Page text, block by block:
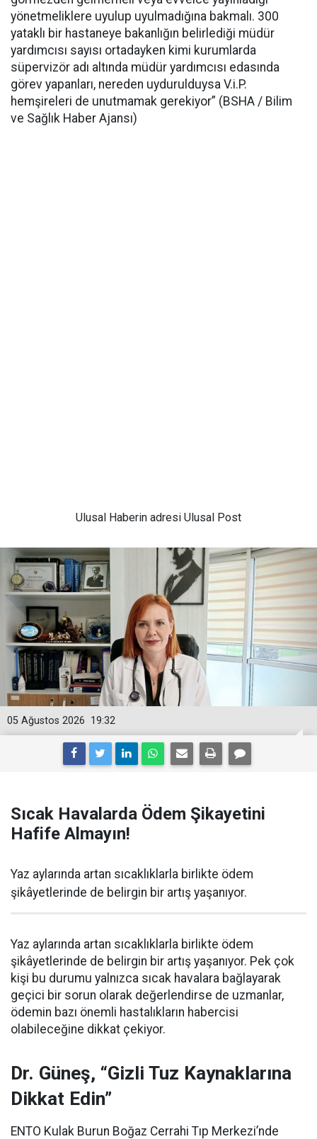
yönetmeliklere uyulup uyulmadığına bakmalı. 300
yataklı bir hastaneye bakanlığın belirlediği müdür
yardımcısı sayısı ortadayken kimi kurumlarda
süpervizör adı altında müdür yardımcısı edasında
görev yapanları, nereden uydurulduysa V.i.P.
hemşireleri de unutmamak gerekiyor” (BSHA / Bilim
ve Sağlık Haber Ajansı)
Ulusal Haberin adresi Ulusal Post
19:32
05 Ağustos 2026
Sıcak Havalarda Ödem Şikayetini
Hafife Almayın!
Yaz aylarında artan sıcaklıklarla birlikte ödem
şikâyetlerinde de belirgin bir artış yaşanıyor.
Yaz aylarında artan sıcaklıklarla birlikte ödem
şikâyetlerinde de belirgin bir artış yaşanıyor. Pek çok
kişi bu durumu yalnızca sıcak havalara bağlayarak
geçici bir sorun olarak değerlendirse de uzmanlar,
ödemin bazı önemli hastalıkların habercisi
olabileceğine dikkat çekiyor.
Dr. Güneş, “Gizli Tuz Kaynaklarına
Dikkat Edin”
ENTO Kulak Burun Boğaz Cerrahi Tıp Merkezi’nde